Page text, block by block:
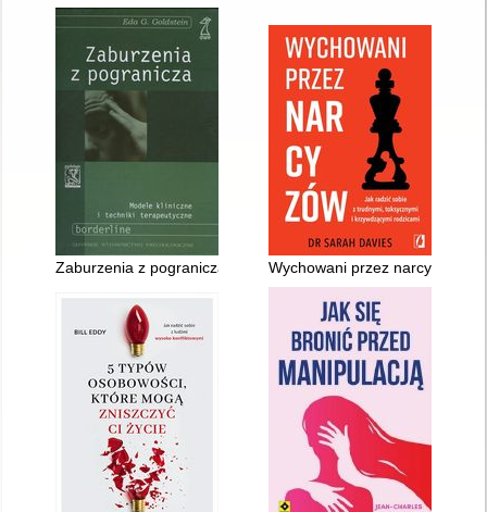
Zaburzenia z pogranicza Wychowani przez narcyzów